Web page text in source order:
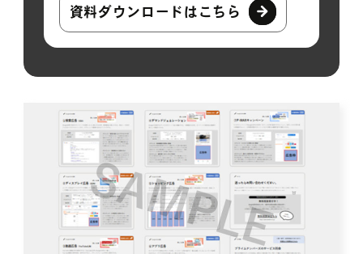
資料ダウンロードはこちら